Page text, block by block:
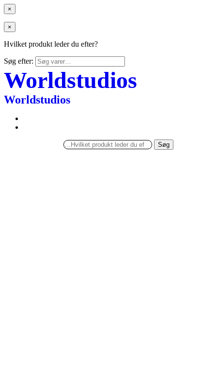
×
×
Hvilket produkt leder du efter?
Søg efter:
Worldstudios
Worldstudios
Søg